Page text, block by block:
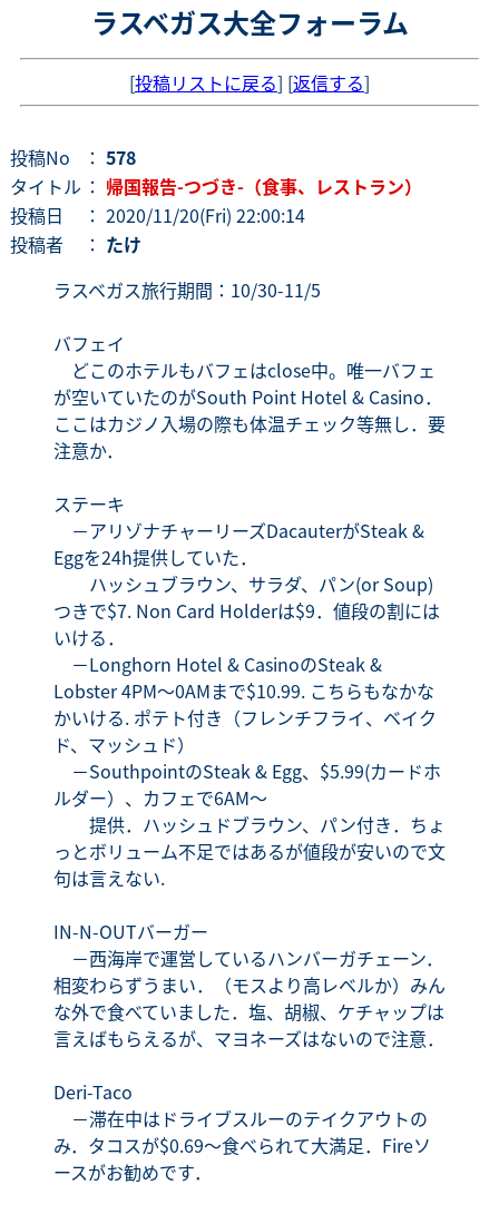
ラスベガス大全フォーラム
[投稿リストに戻る] [返信する]
投稿No ： 578
タイトル ： 帰国報告-つづき-（食事、レストラン）
投稿日
： 2020/11/20(Fri) 22:00:14
投稿者
： たけ
ラスベガス旅行期間：10/30-11/5
バフェイ
どこのホテルもバフェはclose中。唯一バフェ
が空いていたのがSouth Point Hotel & Casino．
ここはカジノ入場の際も体温チェック等無し．要
注意か．
ステーキ
－アリゾナチャーリーズDacauterがSteak &
Eggを24h提供していた．
ハッシュブラウン、サラダ、パン(or Soup)
つきで$7. Non Card Holderは$9．値段の割には
いける．
－Longhorn Hotel & CasinoのSteak &
Lobster 4PM～0AMまで$10.99. こちらもなかな
かいける. ポテト付き（フレンチフライ、ベイク
ド、マッシュド）
－SouthpointのSteak & Egg、$5.99(カードホ
ルダー）、カフェで6AM～
提供．ハッシュドブラウン、パン付き．ちょ
っとボリューム不足ではあるが値段が安いので文
句は言えない.
IN-N-OUTバーガー
－西海岸で運営しているハンバーガチェーン．
相変わらずうまい．（モスより高レベルか）みん
な外で食べていました．塩、胡椒、ケチャップは
言えばもらえるが、マヨネーズはないので注意．
Deri-Taco
－滞在中はドライブスルーのテイクアウトの
み．タコスが$0.69～食べられて大満足．Fireソ
ースがお勧めです．